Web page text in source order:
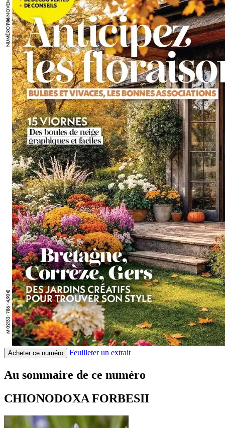
Acheter ce numéro Feuilleter un extrait
Au sommaire de ce numéro
CHIONODOXA FORBESII